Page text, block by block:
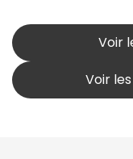
Voir
Voir